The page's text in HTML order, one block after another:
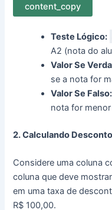
content_copy
Teste Lógico:
A2 (nota do
Valor Se
se a nota for
Valor Se Falso:
nota for menor
2. Calculando
Considere uma coluna
coluna que deve
em uma taxa de
R$ 100,00.